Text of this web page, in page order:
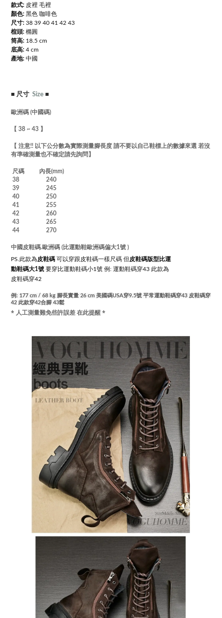
款式: 皮裡 毛裡
顏色: 黑色 咖啡色
尺寸: 38 39 40 41 42 43
楦頭: 橢圓
筒高: 18.5 cm
底高: 4 cm
產地: 中國
■ 尺寸 Size ■
歐洲碼 (中國碼)
【 38 ~ 43 】
【 注意!! 以下公分數為實際測量腳長度 請不要以自己鞋標上的數據來選 若沒
有準確測量也不確定請先詢問】
尺碼 內長(mm)
38 240
39 245
40 250
41 255
42 260
43 265
44 270
中國皮鞋碼.歐洲碼 (比運動鞋歐洲碼偏大1號 )
PS.此款為皮鞋碼 可以穿跟皮鞋碼一樣尺碼 但皮鞋碼版型比運
動鞋碼大1號 要穿比運動鞋碼小1號 例: 運動鞋碼穿43 此款為
皮鞋碼穿42
例: 177 cm / 68 kg 腳長實量 26 cm 美國碼USA穿9.5號 平常運動鞋碼穿43 皮鞋碼穿
42 此款穿42合腳 43鬆
* 人工測量難免些許誤差 在此提醒 *